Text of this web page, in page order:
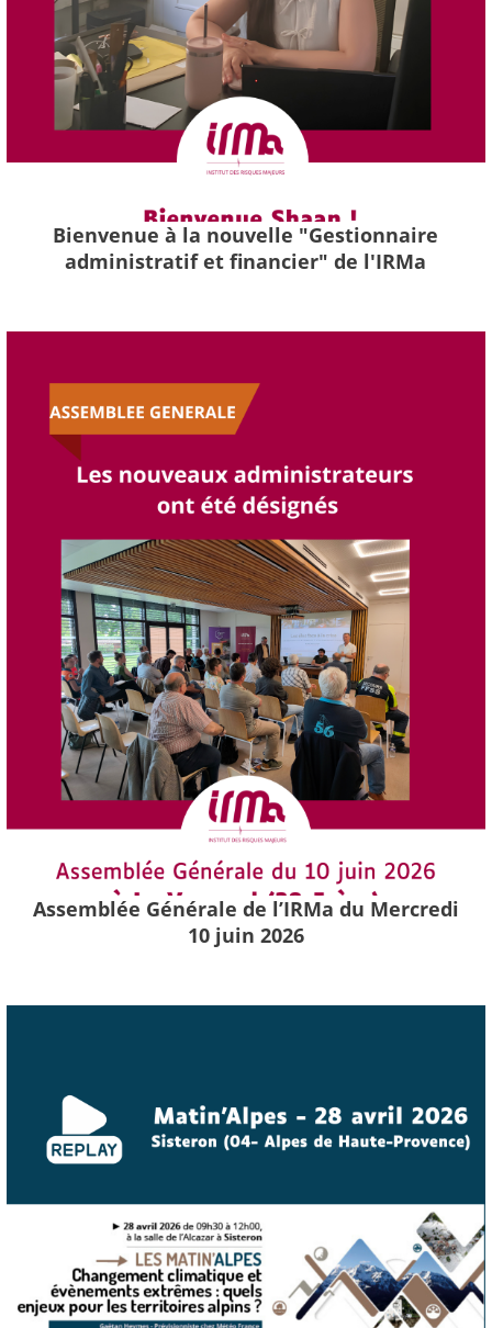
Bienvenue à la nouvelle "Gestionnaire
administratif et financier" de l'IRMa
Assemblée Générale de l’IRMa du Mercredi
10 juin 2026